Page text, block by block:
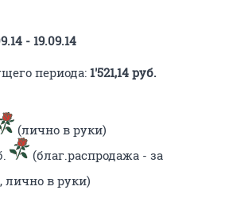
- 19.09.14
периода: 1'521,14 руб.
(лично в руки)
(благ.распродажа - за
, лично в руки)